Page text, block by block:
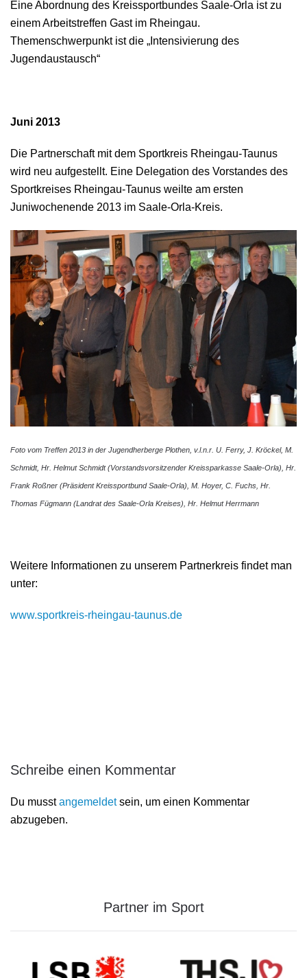
Eine Abordnung des Kreissportbundes Saale-Orla ist zu
einem Arbeitstreffen Gast im Rheingau.
Themenschwerpunkt ist die „Intensivierung des
Jugendaustausch“
Juni 2013
Die Partnerschaft mit dem Sportkreis Rheingau-Taunus
wird neu aufgestellt. Eine Delegation des Vorstandes des
Sportkreises Rheingau-Taunus weilte am ersten
Juniwochenende 2013 im Saale-Orla-Kreis.
Foto vom Treffen 2013 in der Jugendherberge Plothen, v.l.n.r. U. Ferry, J. Kröckel, M.
Schmidt, Hr. Helmut Schmidt (Vorstandsvorsitzender Kreissparkasse Saale-Orla), Hr.
Frank Roßner (Präsident Kreissportbund Saale-Orla), M. Hoyer, C. Fuchs, Hr.
Thomas Fügmann (Landrat des Saale-Orla Kreises), Hr. Helmut Herrmann
Weitere Informationen zu unserem Partnerkreis findet man
unter:
www.sportkreis-rheingau-taunus.de
Schreibe einen Kommentar
Du musstangemeldetsein, um einen Kommentar
abzugeben.
Partner im Sport